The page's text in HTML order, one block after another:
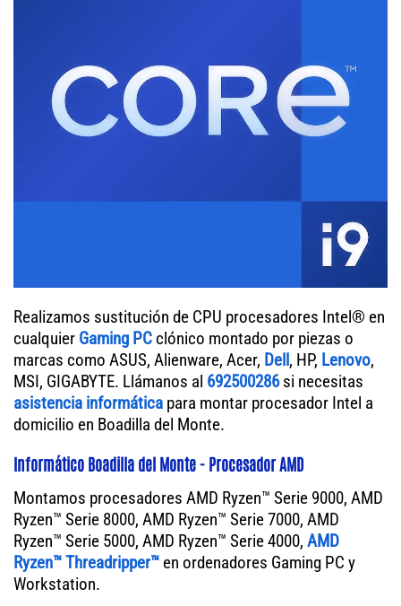
Realizamos sustitución de CPU procesadores Intel® en
cualquier Gaming PC clónico montado por piezas o
marcas como ASUS, Alienware, Acer, Dell, HP, Lenovo,
MSI, GIGABYTE. Llámanos al 692500286si necesitas
asistencia informática para montar procesador Intel a
domicilio en Boadilla del Monte.
Informático Boadilla del Monte - Procesador AMD
Montamos procesadores AMD Ryzen™ Serie 9000, AMD
Ryzen™ Serie 8000, AMD Ryzen™ Serie 7000, AMD
Ryzen™ Serie 5000, AMD Ryzen™ Serie 4000, AMD
Ryzen™ Threadripper™ en ordenadores Gaming PC y
Workstation.